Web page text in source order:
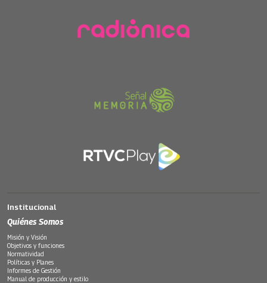
Institucional
Quiénes Somos
Misión y Visión
Objetivos y funciones
Normatividad
Políticas y Planes
Informes de Gestión
Manual de producción y estilo